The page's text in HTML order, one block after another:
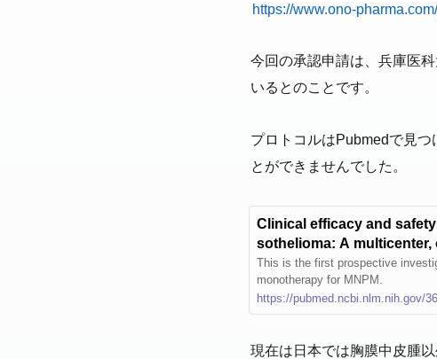
https://www.ono-
今回の承認申請は、兵庫医
いるとのことです。
プロトコルはPubmedで見
とができませんでした。
Clinical efficacy and
sothelioma: A multicenter,
trial (VIOLA) protocol -
This is the first prospective
monotherapy for MNPM.
https://pubmed.ncbi.nlm.nih.gov/
現在は日本では胸膜中皮腫